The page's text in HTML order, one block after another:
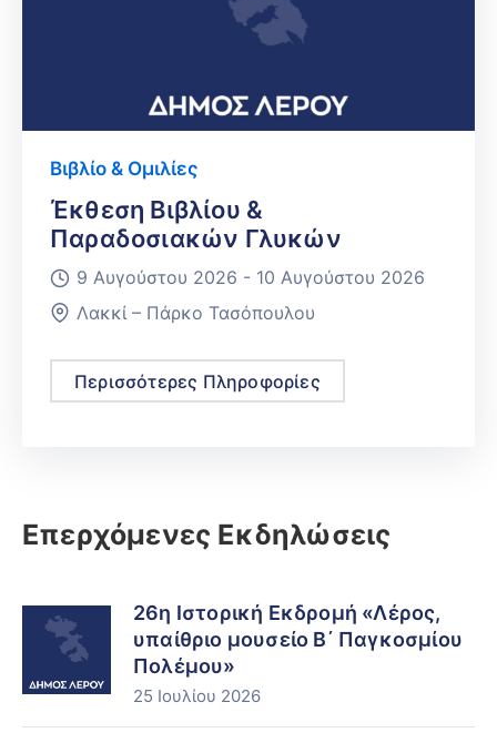
Βιβλίο & Ομιλίες
Έκθεση Βιβλίου &
Παραδοσιακών Γλυκών
9 Αυγούστου 2026 - 10 Αυγούστου 2026
Λακκί – Πάρκο Τασόπουλου
Περισσότερες Πληροφορίες
Επερχόμενες Εκδηλώσεις
26η Ιστορική Εκδρομή «Λέρος,
υπαίθριο μουσείο Β΄ Παγκοσμίου
Πολέμου»
25 Ιουλίου 2026